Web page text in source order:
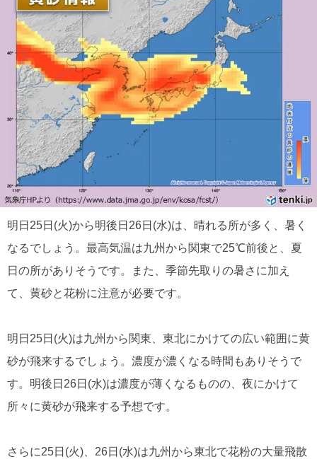
明日25日(火)から明後日26日(水)は、晴れる所が多く、暑く
なるでしょう。最高気温は九州から関東で25℃前後と、夏
日の所がありそうです。また、季節先取りの暑さに加え
て、黄砂と花粉に注意が必要です。
明日25日(火)は九州から関東、東北にかけての広い範囲に黄
砂が飛来するでしょう。濃度が濃くなる時間もありそうで
す。明後日26日(水)は濃度が薄くなるものの、夜にかけて
所々に黄砂が飛来する予想です。
さらに25日(火)、26日(水)は九州から東北で花粉の大量飛散